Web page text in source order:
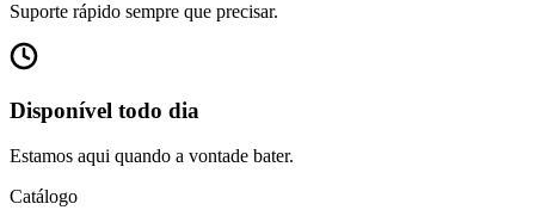
Suporte rápido sempre que precisar.
Disponível todo dia
Estamos aqui quando a vontade bater.
Catálogo